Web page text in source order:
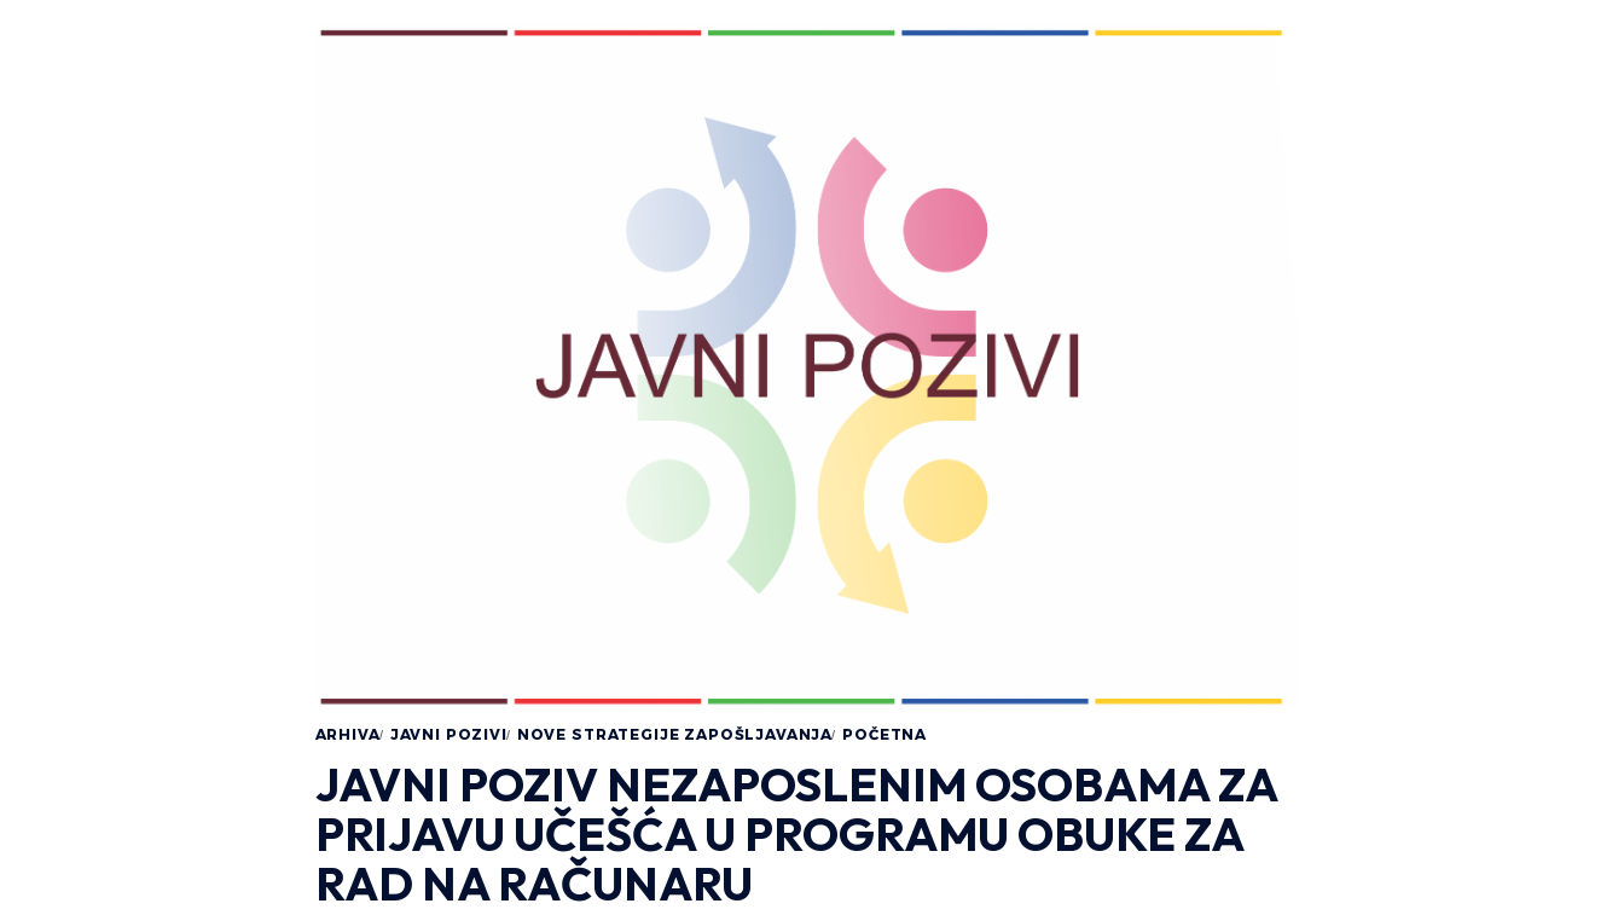
ARHIVA JAVNI POZIVI NOVE STRATEGIJE ZAPOŠLJAVANJA POČETNA
JAVNI POZIV NEZAPOSLENIM OSOBAMA ZA
PRIJAVU UČEŠĆA U PROGRAMU OBUKE ZA
RAD NA RAČUNARU